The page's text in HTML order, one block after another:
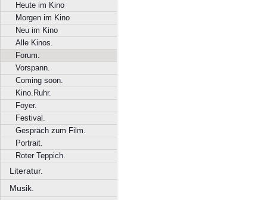
Heute im Kino
Morgen im Kino
Neu im Kino
Alle Kinos.
Forum.
Vorspann.
Coming soon.
Kino.Ruhr.
Foyer.
Festival.
Gespräch zum Film.
Portrait.
Roter Teppich.
Literatur.
Musik.